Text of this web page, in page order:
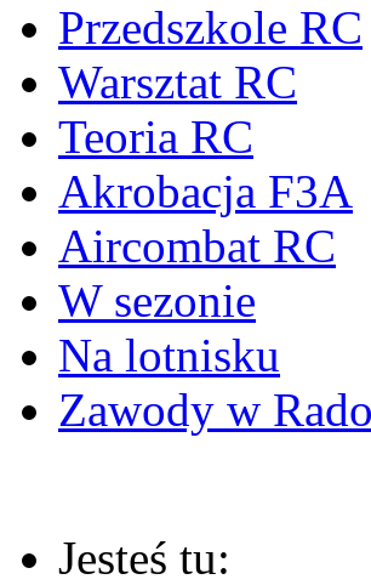
Przedszkole RC
Warsztat RC
Teoria RC
Akrobacja F3A
Aircombat RC
W sezonie
Na lotnisku
Zawody w
Jesteś tu: